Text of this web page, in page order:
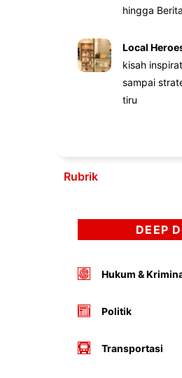
hingga
Local
kisah
sampai
tiru
Rubrik
DEEP
Hukum &
Politik
Transportasi